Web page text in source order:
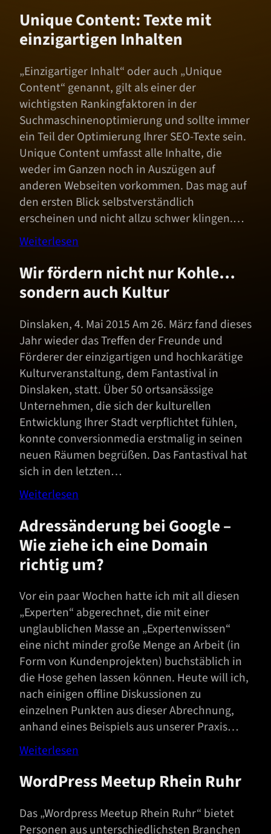
Unique Content: Texte mit
einzigartigen Inhalten
„Einzigartiger Inhalt“ oder auch „Unique
Content“ genannt, gilt als einer der
wichtigsten Rankingfaktoren in der
Suchmaschinenoptimierung und sollte immer
ein Teil der Optimierung Ihrer SEO-Texte sein.
Unique Content umfasst alle Inhalte, die
weder im Ganzen noch in Auszügen auf
anderen Webseiten vorkommen. Das mag auf
den ersten Blick selbstverständlich
erscheinen und nicht allzu schwer klingen.…
Weiterlesen
Wir fördern nicht nur Kohle…
sondern auch Kultur
Dinslaken, 4. Mai 2015 Am 26. März fand dieses
Jahr wieder das Treffen der Freunde und
Förderer der einzigartigen und hochkarätige
Kulturveranstaltung, dem Fantastival in
Dinslaken, statt. Über 50 ortsansässige
Unternehmen, die sich der kulturellen
Entwicklung Ihrer Stadt verpflichtet fühlen,
konnte conversionmedia erstmalig in seinen
neuen Räumen begrüßen. Das Fantastival hat
sich in den letzten…
Weiterlesen
Adressänderung bei Google –
Wie ziehe ich eine Domain
richtig um?
Vor ein paar Wochen hatte ich mit all diesen
„Experten“ abgerechnet, die mit einer
unglaublichen Masse an „Expertenwissen“
eine nicht minder große Menge an Arbeit (in
Form von Kundenprojekten) buchstäblich in
die Hose gehen lassen können. Heute will ich,
nach einigen offline Diskussionen zu
einzelnen Punkten aus dieser Abrechnung,
anhand eines Beispiels aus unserer Praxis…
Weiterlesen
WordPress Meetup Rhein Ruhr
Das „Wordpress Meetup Rhein Ruhr“ bietet
Personen aus unterschiedlichsten Branchen